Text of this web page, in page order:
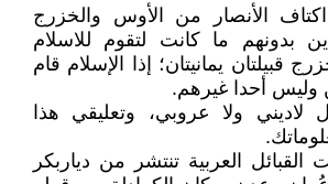
الأنصار من الأوس والخزرج
بدونهم ما كانت لتقوم للاسلام
قبيلتان يمانيتان؛ إذا الإسلام قام
وليس أحدا غيرهم.
لاديني ولا عروبي، وتعليقي هذا
العربية تنتشر من دياربكر